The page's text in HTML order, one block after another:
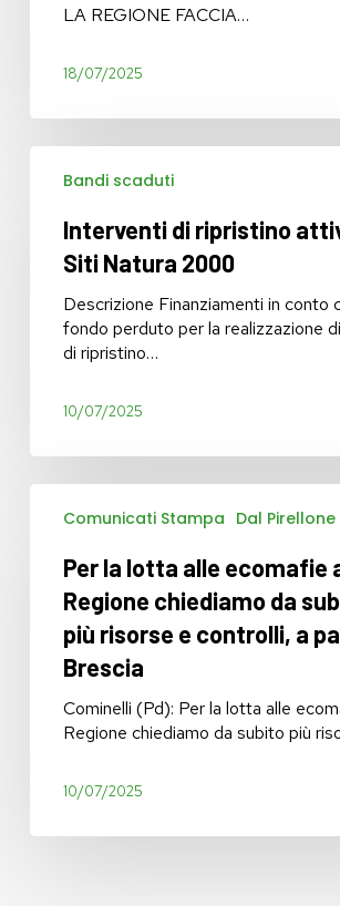
LA REGIONE FACCIA…
18/07/2025
attivo
Natura
2000
Bandi scaduti
Interventi di ripristino
Siti Natura 2000
Descrizione Finanziamenti in conto
fondo perduto per la realizzazione
di ripristino…
10/07/2025
ecomafie
Regione
chiediamo
subito
più risorse
controlli,
partire
Comunicati Stampa Dal Pirellone
Per la lotta alle ecomafie
Regione chiediamo da
più risorse e controlli, a
Brescia
Cominelli (Pd): Per la lotta alle
Regione chiediamo da subito più
10/07/2025